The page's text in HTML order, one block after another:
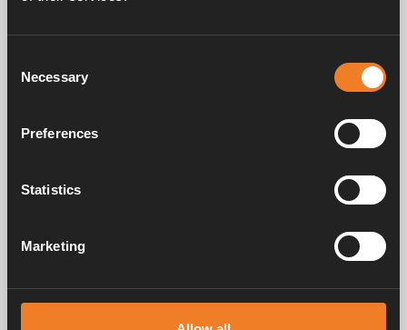
Selection
Necessary
Preferences
Statistics
Marketing
Frågor & svar
Manualer & dokument